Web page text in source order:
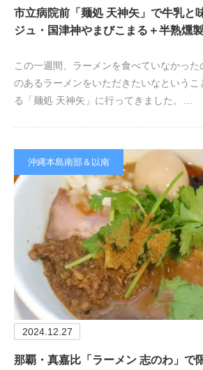
市立病院前「麺処 天神矢」で牛乳と
ジュ・国津神やまびこまる＋半熟燻
この一週間、ラーメンを食べていなかっ
のあるラーメンをいただきたいなという
る「麺処 天神矢」に行ってきました。…
沖縄本島南部＆以南
2024.12.27
那覇・真嘉比「ラーメン 志のわ」で